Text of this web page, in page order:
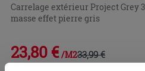
Carrelage extérieur Project Grey
masse effet pierre gris
23,80 € /M233,99 €